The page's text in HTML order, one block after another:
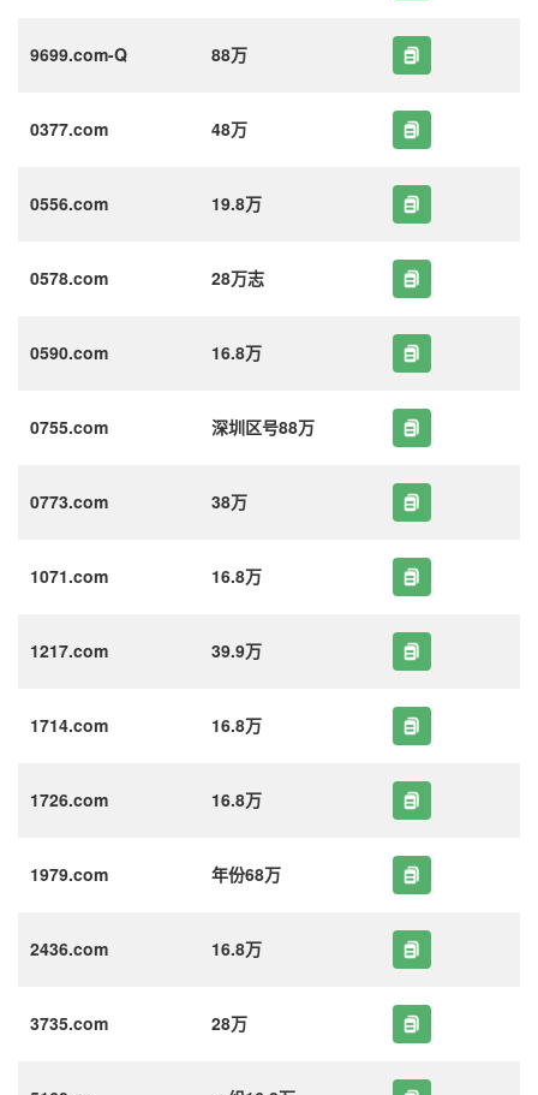
9699.com-Q 88万
0377.com 48万
0556.com 19.8万
0578.com 28万志
0590.com 16.8万
0755.com 深圳区号88万
0773.com 38万
1071.com 16.8万
1217.com 39.9万
1714.com 16.8万
1726.com 16.8万
1979.com 年份68万
2436.com 16.8万
3735.com 28万